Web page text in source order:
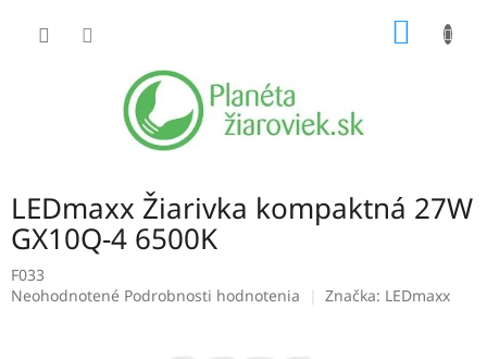
LEDmaxx Žiarivka kompaktná 27W
GX10Q-4 6500K
F033
Priemerné
Neohodnotené Podrobnosti hodnotenia Značka: LEDmaxx